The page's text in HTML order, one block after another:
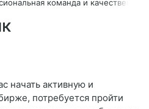
команда и
начать активную и
потребуется пройти